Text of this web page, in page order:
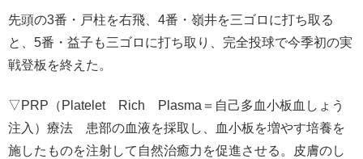
先頭の3番・戸柱を右飛、4番・嶺井を三ゴロに打ち取る
と、5番・益子も三ゴロに打ち取り、完全投球で今季初の実
戦登板を終えた。
▽PRP（Platelet Rich Plasma＝自己多血小板血しょう
注入）療法 患部の血液を採取し、血小板を増やす培養を
施したものを注射して自然治癒力を促進させる。皮膚のし